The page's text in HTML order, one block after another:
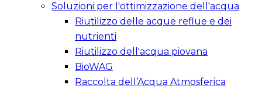
Soluzioni per l'ottimizzazione dell'acqua
Riutilizzo delle acque reflue e dei
nutrienti
Riutilizzo dell'acqua piovana
BioWAG
Raccolta dell’Acqua Atmosferica